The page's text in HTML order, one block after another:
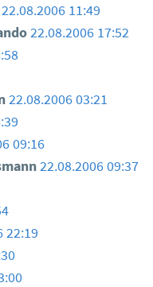
22.08.2006 11:49
22.08.2006 17:52
22.08.2006 03:21
09:16
22.08.2006 09:37
22:19